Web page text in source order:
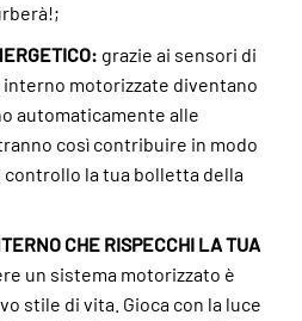
grazie ai sensori di
motorizzate diventano
automaticamente alle
così contribuire in modo
la tua bolletta della
CHE RISPECCHI LA TUA
un sistema motorizzato è
stile di vita. Gioca con la luce